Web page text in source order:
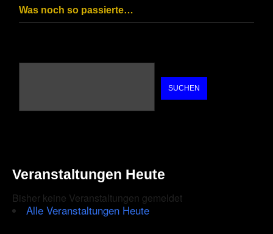
Was noch so passierte…
SUCHEN
Veranstaltungen Heute
Bisher keine Veranstaltungen gemeldet
Alle Veranstaltungen Heute